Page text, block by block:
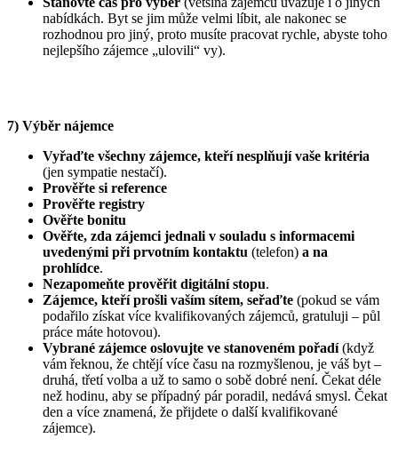
nabídkách. Byt se jim může velmi líbit, ale nakonec se
rozhodnou pro jiný, proto musíte pracovat rychle, abyste toho
nejlepšího zájemce „ulovili“ vy).
7) Výběr nájemce
Vyřaďte všechny zájemce, kteří nesplňují vaše kritéria
(jen sympatie nestačí).
Prověřte si reference
Prověřte registry
Ověřte bonitu
Ověřte, zda zájemci jednali v souladu s informacemi
uvedenými při prvotním kontaktu (telefon) a na
prohlídce.
Nezapomeňte prověřit digitální stopu.
Zájemce, kteří prošli vaším sítem, seřaďte (pokud se vám
podařilo získat více kvalifikovaných zájemců, gratuluji – půl
práce máte hotovou).
Vybrané zájemce oslovujte ve stanoveném pořadí(když
vám řeknou, že chtějí více času na rozmyšlenou, je váš byt –
druhá, třetí volba a už to samo o sobě dobré není. Čekat déle
než hodinu, aby se případný pár poradil, nedává smysl. Čekat
den a více znamená, že přijdete o další kvalifikované
zájemce).